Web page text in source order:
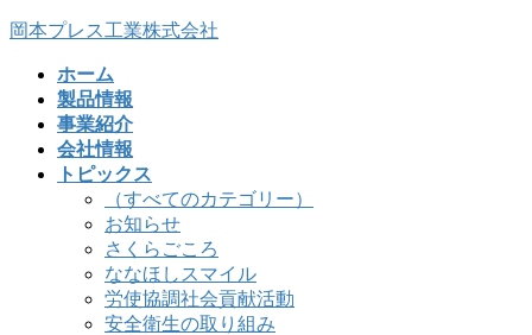
コ
ナ
岡本プレス工業株式会社
ホーム
製品情報
事業紹介
会社情報
トピックス
（すべてのカテゴリー）
お知らせ
さくらごころ
ななほしスマイル
労使協調社会貢献活動
安全衛生の取り組み